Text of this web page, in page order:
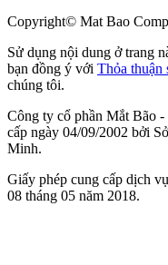
Copyright© Mat Bao
Sử dụng nội dung ở trang
bạn đồng ý với Thỏa thuận
chúng tôi.
Công ty cổ phần Mắt Bão
cấp ngày 04/09/2002 bởi
Minh.
Giấy phép cung cấp dịch
08 tháng 05 năm 2018.